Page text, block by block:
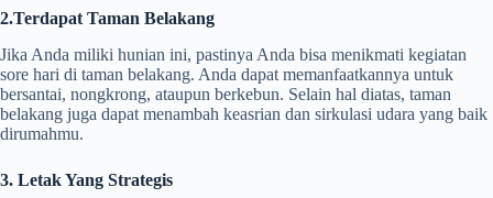
2.Terdapat Taman Belakang
Jika Anda miliki hunian ini, pastinya Anda bisa menikmati kegiatan
sore hari di taman belakang. Anda dapat memanfaatkannya untuk
bersantai, nongkrong, ataupun berkebun. Selain hal diatas, taman
belakang juga dapat menambah keasrian dan sirkulasi udara yang baik
dirumahmu.
3. Letak Yang Strategis